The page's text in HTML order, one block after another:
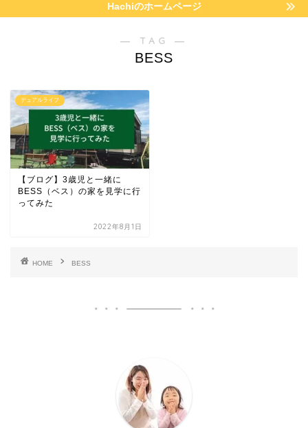
Hachiのホームページ
― TAG ―
BESS
デュアルライフ
【ブログ】3歳児と一緒に
BESS（ベス）の家を見学に行
ってみた
2022年8月1日
HOME BESS